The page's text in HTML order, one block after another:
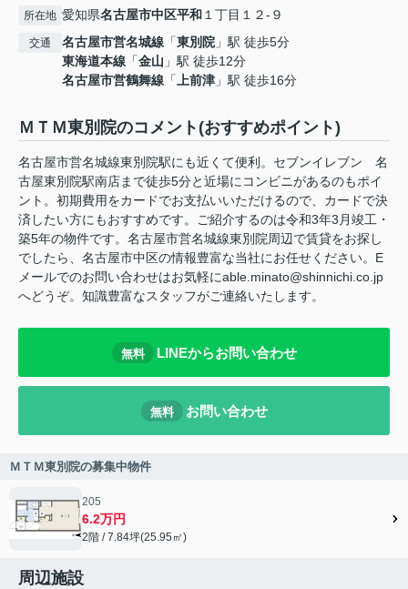
所在地 愛知県名古屋市中区平和１丁目１２-９
交通 名古屋市営名城線 「東別院 」駅 徒歩5分
東海道本線 「金山 」駅 徒歩12分
名古屋市営鶴舞線 「上前津 」駅 徒歩16分
ＭＴＭ東別院のコメント(おすすめポイント)
名古屋市営名城線東別院駅にも近くて便利。セブンイレブン 名
古屋東別院駅南店まで徒歩5分と近場にコンビニがあるのもポイ
ント。初期費用をカードでお支払いいただけるので、カードで決
済したい方にもおすすめです。ご紹介するのは令和3年3月竣工・
築5年の物件です。名古屋市営名城線東別院周辺で賃貸をお探し
でしたら、名古屋市中区の情報豊富な当社にお任せください。E
メールでのお問い合わせはお気軽にable.minato@shinnichi.co.jp
へどうぞ。知識豊富なスタッフがご連絡いたします。
無料 LINEからお問い合わせ
無料 お問い合わせ
ＭＴＭ東別院の募集中物件
205
6.2万円
2階 / 7.84坪(25.95㎡)
周辺施設